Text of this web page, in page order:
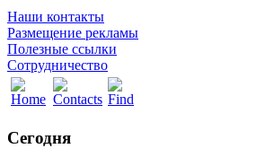
Наши контакты
Размещение рекламы
Полезные ссылки
Сотрудничество
Сегодня